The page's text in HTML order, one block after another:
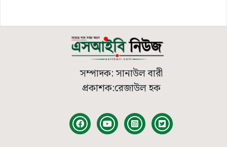
সম্পাদক: সানাউল বারী
প্রকাশক:রেজাউল হক